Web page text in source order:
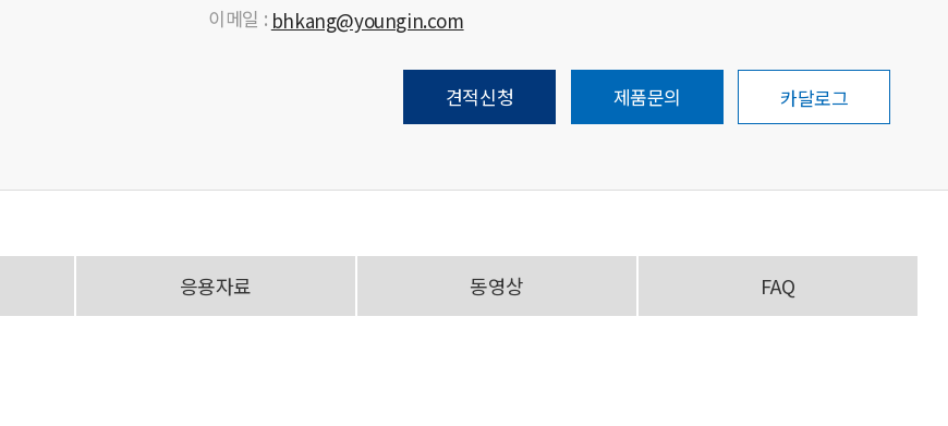
이메일 : bhkang@youngin.com
견적신청 제품문의 카달로그
응용자료 동영상 FAQ